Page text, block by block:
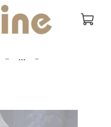
...